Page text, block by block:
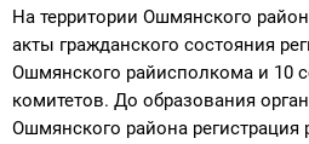
На территории Ошмянского
акты гражданского состояния
Ошмянского райисполкома и 10
комитетов. До образования
Ошмянского района